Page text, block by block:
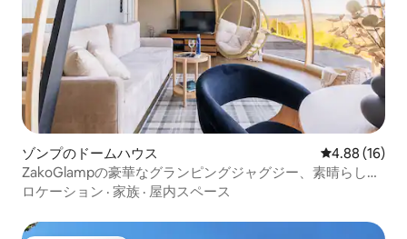
ゾンプのドームハウス レビュー16
4.88 (16)
ZakoGlampの豪華なグランピングジャグジー、素晴らしい
眺め
ロケーション · 家族 · 屋内スペース